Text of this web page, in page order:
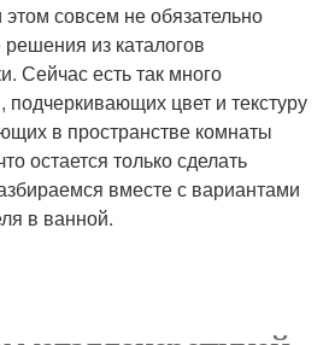
совсем не обязательно
из каталогов
Сейчас есть так много
подчеркивающих цвет и текстуру
в пространстве комнаты
остается только сделать
вместе с вариантами
в ванной.